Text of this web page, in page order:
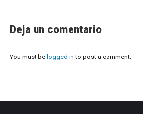
Deja un comentario
You must be logged in to post a comment.